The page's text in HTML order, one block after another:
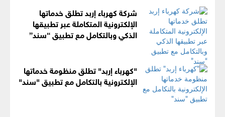
شركة كهرباء إربد تطلق خدماتها
الإلكترونية المتكاملة عبر تطبيقها
الذكي وبالتكامل مع تطبيق “سند”
"كهرباء إربد" تطلق منظومة خدماتها
الإلكترونية بالتكامل مع تطبيق "سند"